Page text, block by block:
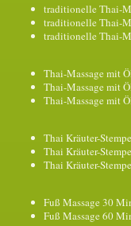
traditionelle Thai-
traditionelle Thai-
traditionelle Thai-
Thai-Massage mit
Thai-Massage mit
Thai-Massage mit
Thai Kräuter-
Thai Kräuter-
Thai Kräuter-
Fuß Massage 30
Fuß Massage 60